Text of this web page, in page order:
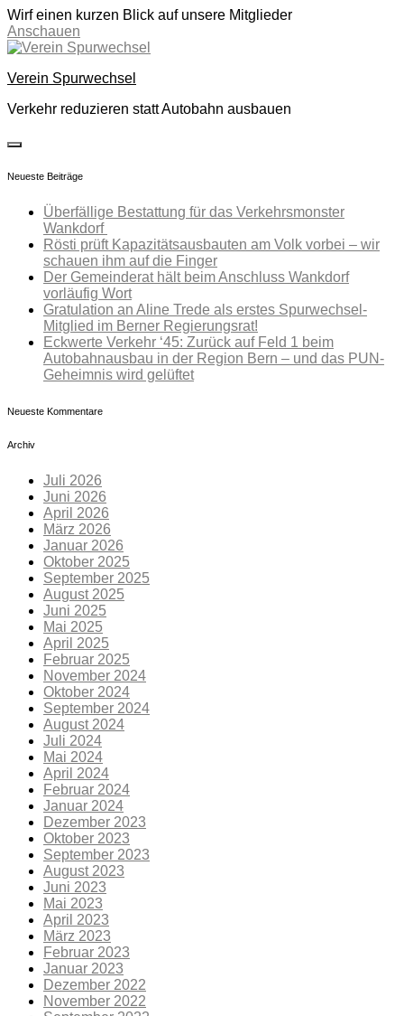
Wirf einen kurzen Blick auf unsere Mitglieder
Anschauen
Skip
content
Verein Spurwechsel
Verkehr reduzieren statt Autobahn ausbauen
toggle
sidebar
Neueste Beiträge
Überfällige Bestattung für das Verkehrsmonster
Wankdorf
Rösti prüft Kapazitätsausbauten am Volk vorbei – wir
schauen ihm auf die Finger
Der Gemeinderat hält beim Anschluss Wankdorf
vorläufig Wort
Gratulation an Aline Trede als erstes Spurwechsel-
Mitglied im Berner Regierungsrat!
Eckwerte Verkehr ‘45: Zurück auf Feld 1 beim
Autobahnausbau in der Region Bern – und das PUN-
Geheimnis wird gelüftet
Neueste Kommentare
Archiv
Juli 2026
Juni 2026
April 2026
März 2026
Januar 2026
Oktober 2025
September 2025
August 2025
Juni 2025
Mai 2025
April 2025
Februar 2025
November 2024
Oktober 2024
September 2024
August 2024
Juli 2024
Mai 2024
April 2024
Februar 2024
Januar 2024
Dezember 2023
Oktober 2023
September 2023
August 2023
Juni 2023
Mai 2023
April 2023
März 2023
Februar 2023
Januar 2023
Dezember 2022
November 2022